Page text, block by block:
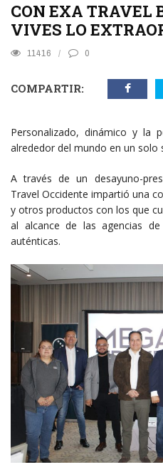
CON EXA TRAVEL
VIVES LO
11416 0
COMPARTIR:
Personalizado, dinámico y la
alrededor del mundo en un solo
A través de un desayuno-
Travel Occidente impartió una
y otros productos con los que
al alcance de las agencias
auténticas.